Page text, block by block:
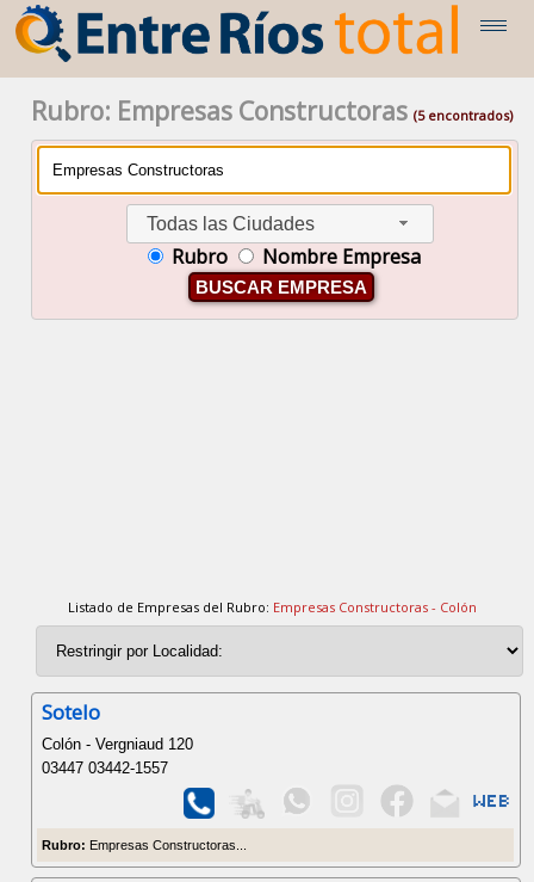
Rubro: Empresas Constructoras(5 encontrados)
Todas las Ciudades
Rubro Nombre Empresa
BUSCAR EMPRESA
Listado de Empresas del Rubro: Empresas Constructoras - Colón
Sotelo
Colón - Vergniaud 120
03447 03442-1557
Rubro: Empresas Constructoras...